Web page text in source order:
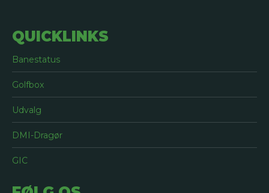
QUICKLINKS
Banestatus
Golfbox
Udvalg
DMI-Dragør
GIC